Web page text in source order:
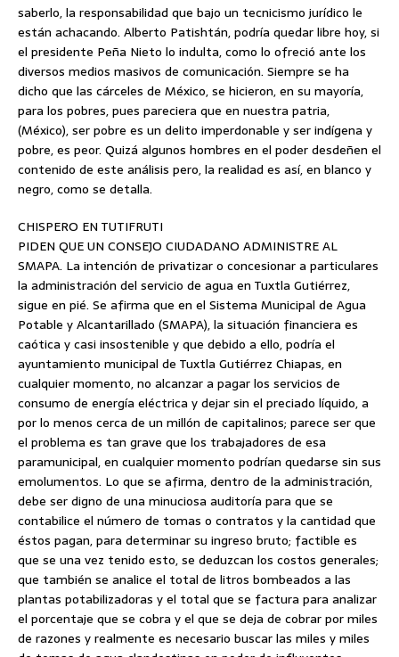
saberlo, la responsabilidad que bajo un tecnicismo jurídico le
están achacando. Alberto Patishtán, podría quedar libre hoy, si
el presidente Peña Nieto lo indulta, como lo ofreció ante los
diversos medios masivos de comunicación. Siempre se ha
dicho que las cárceles de México, se hicieron, en su mayoría,
para los pobres, pues pareciera que en nuestra patria,
(México), ser pobre es un delito imperdonable y ser indígena y
pobre, es peor. Quizá algunos hombres en el poder desdeñen el
contenido de este análisis pero, la realidad es así, en blanco y
negro, como se detalla.
CHISPERO EN TUTIFRUTI
PIDEN QUE UN CONSEJO CIUDADANO ADMINISTRE AL
SMAPA. La intención de privatizar o concesionar a particulares
la administración del servicio de agua en Tuxtla Gutiérrez,
sigue en pié. Se afirma que en el Sistema Municipal de Agua
Potable y Alcantarillado (SMAPA), la situación financiera es
caótica y casi insostenible y que debido a ello, podría el
ayuntamiento municipal de Tuxtla Gutiérrez Chiapas, en
cualquier momento, no alcanzar a pagar los servicios de
consumo de energía eléctrica y dejar sin el preciado líquido, a
por lo menos cerca de un millón de capitalinos; parece ser que
el problema es tan grave que los trabajadores de esa
paramunicipal, en cualquier momento podrían quedarse sin sus
emolumentos. Lo que se afirma, dentro de la administración,
debe ser digno de una minuciosa auditoría para que se
contabilice el número de tomas o contratos y la cantidad que
éstos pagan, para determinar su ingreso bruto; factible es
que se una vez tenido esto, se deduzcan los costos generales;
que también se analice el total de litros bombeados a las
plantas potabilizadoras y el total que se factura para analizar
el porcentaje que se cobra y el que se deja de cobrar por miles
de razones y realmente es necesario buscar las miles y miles